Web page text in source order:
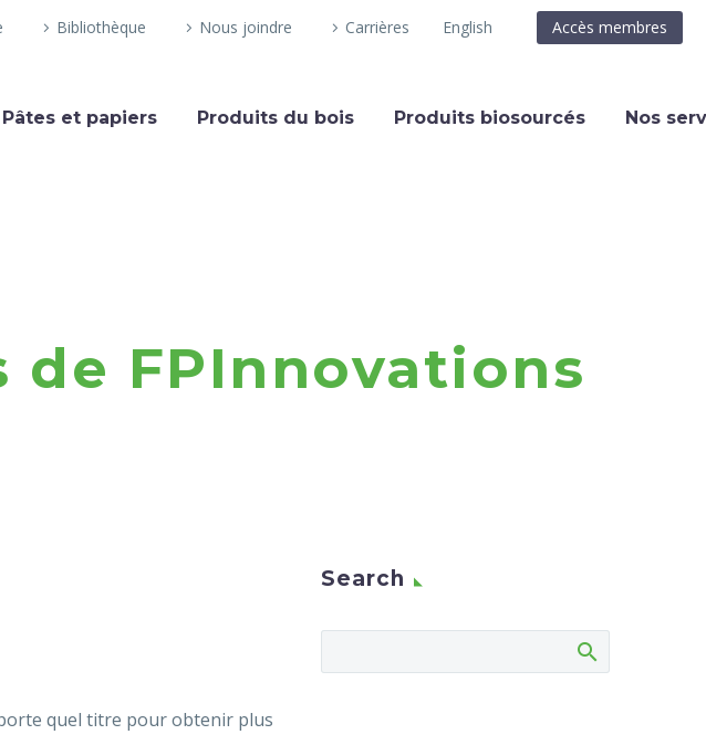
Bibliothèque Nous joindre Carrières English Accès membres
Pâtes et papiers Produits du bois Produits biosourcés Nos
FPInnovations
quel titre pour obtenir plus
Search